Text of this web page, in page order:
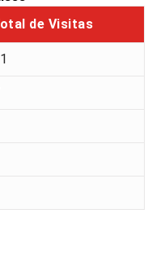
de Visitas